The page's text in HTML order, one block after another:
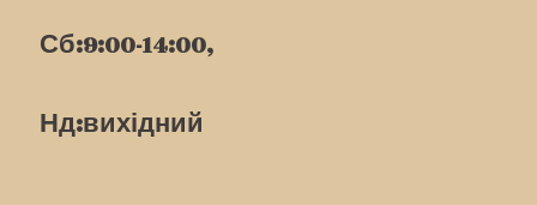
Сб:9:00-14:00,
Нд:вихідний